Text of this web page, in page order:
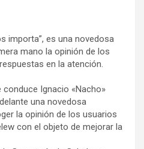
importa”, es una novedosa
mano la opinión de los
en la atención.
conduce Ignacio «Nacho»
una novedosa
la opinión de los usuarios
con el objeto de mejorar la